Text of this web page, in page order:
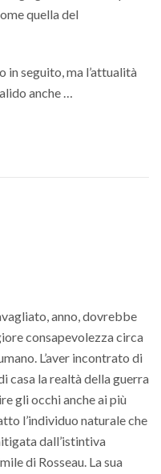
quella del
in seguito, ma l’attualità
anche …
anno, dovrebbe
consapevolezza circa
L’aver incontrato di
casa la realtà della guerra
gli occhi anche ai più
l’individuo naturale che
dall’istintiva
di Rosseau. La sua